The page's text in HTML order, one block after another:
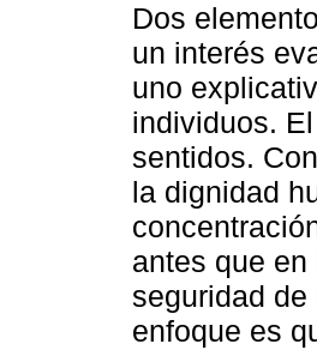
Dos
un interés
uno
individuos.
sentidos.
la dignidad
antes que
seguridad
enfoque es